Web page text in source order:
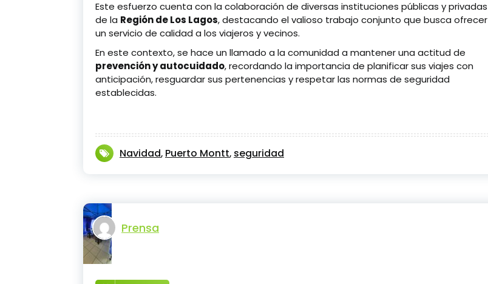
Este esfuerzo cuenta con la colaboración de diversas instituciones públicas y privadas
de la Región de Los Lagos, destacando el valioso trabajo conjunto que busca ofrecer
un servicio de calidad a los viajeros y vecinos.
En este contexto, se hace un llamado a la comunidad a mantener una actitud de
prevención y autocuidado, recordando la importancia de planificar sus viajes con
anticipación, resguardar sus pertenencias y respetar las normas de seguridad
establecidas.
Navidad, Puerto Montt, seguridad
Prensa